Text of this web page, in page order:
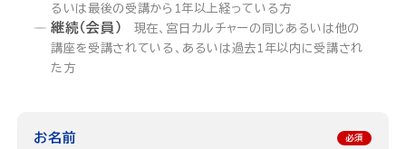
るいは最後の受講から1年以上経っている方
継続（会員）
現在、宮日カルチャーの同じあるいは他の
講座を受講されている、あるいは過去1年以内に受講され
た方
お名前